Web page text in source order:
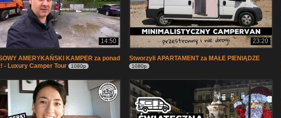
14:50
AMERYKAŃSKI KAMPER za ponad
- Luxury Camper Tour
1080p
23:20
Stworzyli APARTAMENT za MAŁE PIENIĄDZE
1080p